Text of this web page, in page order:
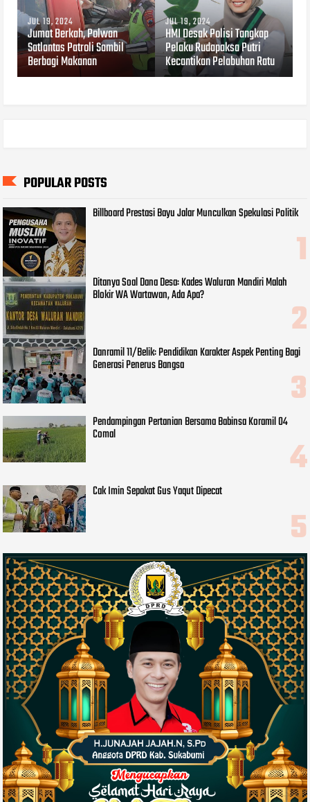
JUL 19, 2024
Jumat Berkah, Polwan
Satlantas Patroli Sambil
Berbagi Makanan
JUL 19, 2024
HMI Desak Polisi Tangkap
Pelaku Rudapaksa Putri
Kecantikan Pelabuhan Ratu
POPULAR POSTS
Billboard Prestasi Bayu Jalar Munculkan Spekulasi Politik
Ditanya Soal Dana Desa: Kades Waluran Mandiri Malah
Blokir WA Wartawan, Ada Apa?
Danramil 11/Belik: Pendidikan Karakter Aspek Penting Bagi
Generasi Penerus Bangsa
Pendampingan Pertanian Bersama Babinsa Koramil 04
Comal
Cak Imin Sepakat Gus Yaqut Dipecat